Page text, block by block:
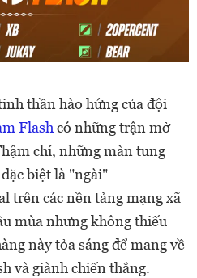
thần hào hứng của đội
Flashcó những trận mở
chí, những màn tung
biệt là "ngài"
trên các nền tảng mạng xã
mùa nhưng không thiếu
này tỏa sáng để mang về
và giành chiến thắng.